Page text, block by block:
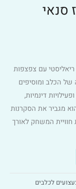
סנאי
עם צפצפות
הכלב ומוסיפים
דינמיות,
עד בינוניים (0-20 ק"ג). הוא מגביר את הסקרנות
המשחק לאורך
לכלבים